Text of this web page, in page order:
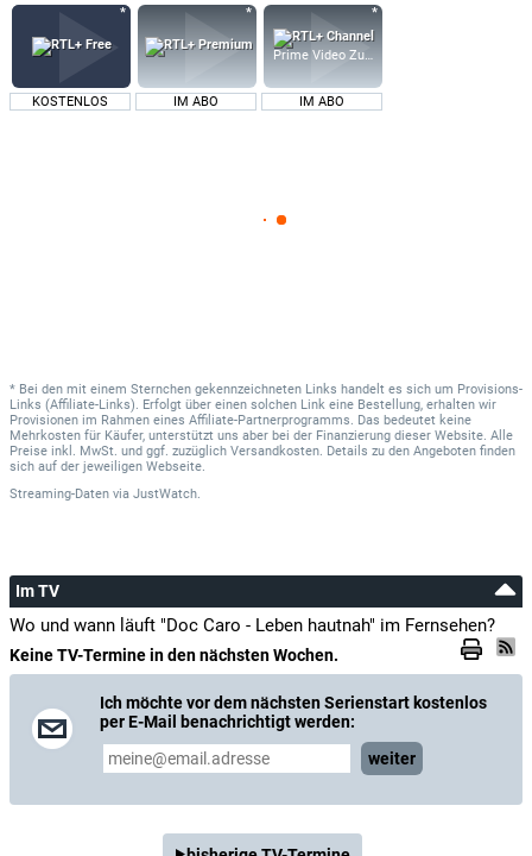
KOSTENLOS IM ABO
Prime Video Zusatz-Kanäle
IM ABO
* Bei den mit einem Sternchen gekennzeichneten Links handelt es sich um Provisions-
Links (Affiliate-Links). Erfolgt über einen solchen Link eine Bestellung, erhalten wir
Provisionen im Rahmen eines Affiliate-Partnerprogramms. Das bedeutet keine
Mehrkosten für Käufer, unterstützt uns aber bei der Finanzierung dieser Website. Alle
Preise inkl. MwSt. und ggf. zuzüglich Versandkosten. Details zu den Angeboten finden
sich auf der jeweiligen Webseite.
Streaming-Daten via JustWatch.
Im TV
Wo und wann läuft "Doc Caro - Leben hautnah" im Fernsehen?
Keine TV-Termine in den nächsten Wochen.
Ich möchte vor dem nächsten Serienstart kostenlos
per E-Mail benachrichtigt werden:
weiter